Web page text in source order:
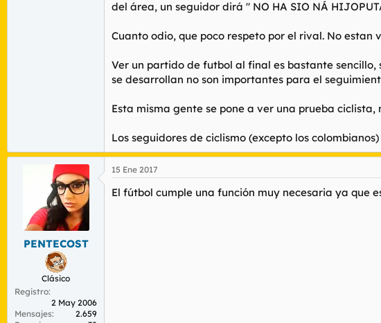
del área, un seguidor dirá " NO HA SIO NÁ
Cuanto odio, que poco respeto por el rival. No
Ver un partido de futbol al final es bastante
se desarrollan no son importantes para el
Esta misma gente se pone a ver una prueba
Los seguidores de ciclismo (excepto los
PENTECOST
Clásico
Registro
2 May 2006
Mensajes
2.659
15 Ene 2017
El fútbol cumple una función muy necesaria ya que